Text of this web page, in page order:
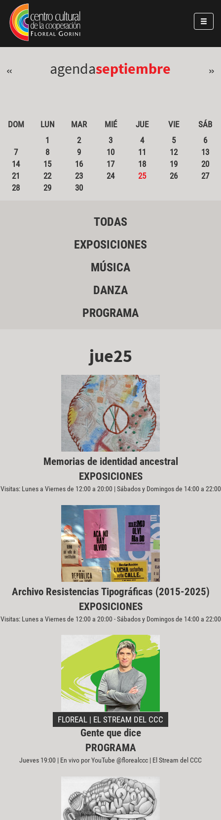
Pasar al contenido principal
Jump to main content
« agendaseptiembre »
DOM LUN MAR MIÉ JUE VIE
SÁB
1
2 3 4 5
6
7
8 9 10 11 12
13
14
15 16 17 18 19
20
21
22 23 24 25 26
27
28
29 30
TODAS
EXPOSICIONES
MÚSICA
DANZA
PROGRAMA
jue25
Memorias de identidad ancestral
EXPOSICIONES
Visitas: Lunes a Viernes de 12:00 a 20:00 | Sábados y Domingos de 14:00 a 22:00
Archivo Resistencias Tipográficas (2015-2025)
EXPOSICIONES
Visitas: Lunes a Viernes de 12:00 a 20:00 - Sábados y Domingos de 14:00 a 22:00
FLOREAL | EL STREAM DEL CCC
Gente que dice
PROGRAMA
Jueves 19:00 | En vivo por YouTube @florealccc | El Stream del CCC